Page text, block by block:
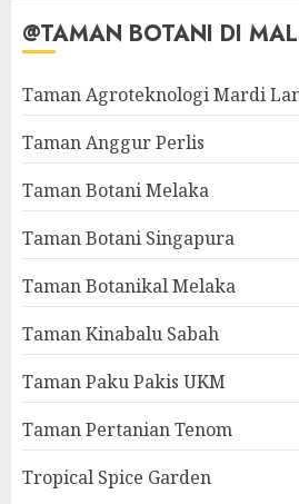
@TAMAN BOTANI DI
Taman Agroteknologi Mardi
Taman Anggur Perlis
Taman Botani Melaka
Taman Botani Singapura
Taman Botanikal Melaka
Taman Kinabalu Sabah
Taman Paku Pakis UKM
Taman Pertanian Tenom
Tropical Spice Garden